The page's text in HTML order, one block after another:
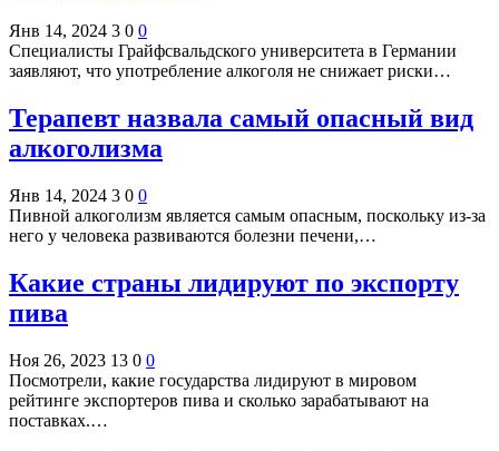
Янв 14, 2024 3 0 0
Специалисты Грайфсвальдского университета в Германии
заявляют, что употребление алкоголя не снижает риски…
Терапевт назвала самый опасный вид
алкоголизма
Янв 14, 2024 3 0 0
Пивной алкоголизм является самым опасным, поскольку из-за
него у человека развиваются болезни печени,…
Какие страны лидируют по экспорту
пива
Ноя 26, 2023 13 0 0
Посмотрели, какие государства лидируют в мировом
рейтинге экспортеров пива и сколько зарабатывают на
поставках.…